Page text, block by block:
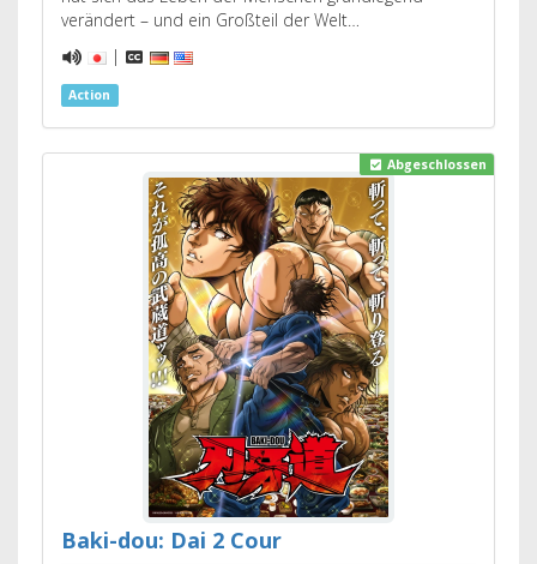
verändert – und ein Großteil der Welt…
|
Action
Abgeschlossen
Baki-dou: Dai 2 Cour